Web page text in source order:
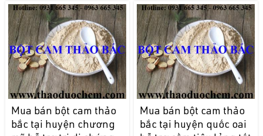
Mua bán bột cam thảo
bắc tại huyện chương
Mua bán bột cam thảo
bắc tại huyện quốc oai